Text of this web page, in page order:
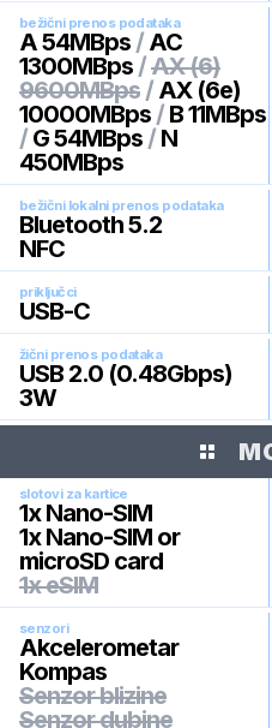
bežični prenos podataka
A 54MBps / AC
1300MBps /AX (6)
9600MBps / AX (6e)
10000MBps / B 11MBps
/ G 54MBps / N
450MBps
bežični lokalni prenos podataka
Bluetooth 5.2
NFC
priključci
USB-C
žični prenos podataka
USB 2.0 (0.48Gbps)
3W
slotovi za kartice
1x Nano-SIM
1x Nano-SIM or
microSD card
1x eSIM
senzori
Akcelerometar
Kompas
Senzor blizine
Senzor dubine